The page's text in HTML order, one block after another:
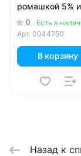
ромашкой 5% и
чередой 90 мл
0
Есть в
Арт. 0044750
В корзину
Назад к